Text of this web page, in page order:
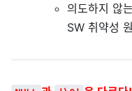
의도하지 않
SW 취약성